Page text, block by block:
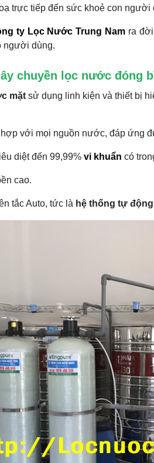
trực tiếp đến sức khoẻ con
ty Lọc Nước Trung Namra đời
người dùng.
chuyền lọc nước đóng
mặt sử dụng linh kiện và thiết bị
hợp với mọi nguồn nước, đáp ứng
diệt đến 99,99% vi khuẩn có
cao.
tắc Auto, tức là hệ thống tự